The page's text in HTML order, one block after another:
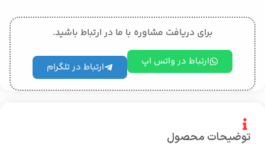
برای دریافت مشاوره با ما در ارتباط باشید.
ارتباط در واتس اپ ارتباط در تلگرام
توضیحات محصول